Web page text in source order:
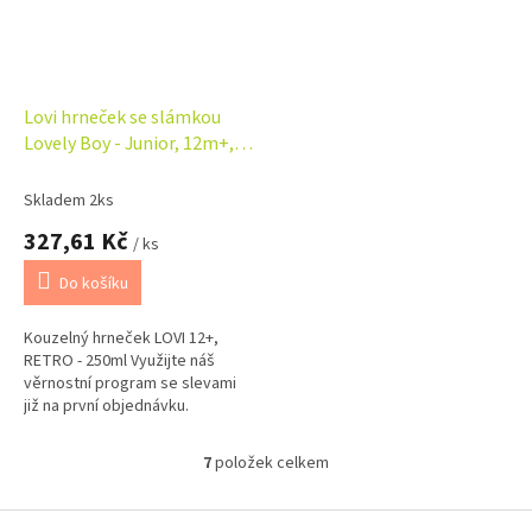
Lovi hrneček se slámkou
Lovely Boy - Junior, 12m+,
Skladem 2ks
327,61 Kč / ks
Do košíku
Kouzelný hrneček LOVI 12+,
RETRO - 250ml Využijte náš
věrnostní program se slevami
již na první objednávku.
O
7položek celkem